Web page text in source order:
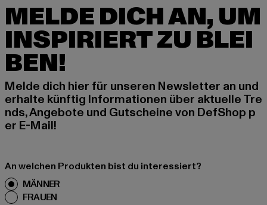
MELDE DICH AN, UM
INSPIRIERT ZU BLEI
BEN!
Melde dich hier für unseren Newsletter an und
erhalte künftig Informationen über aktuelle Tre
nds, Angebote und Gutscheine von DefShop p
er E-Mail!
An welchen Produkten bist du interessiert?
MÄNNER
FRAUEN